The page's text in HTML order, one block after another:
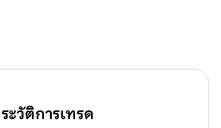
ะวัติการเทรด